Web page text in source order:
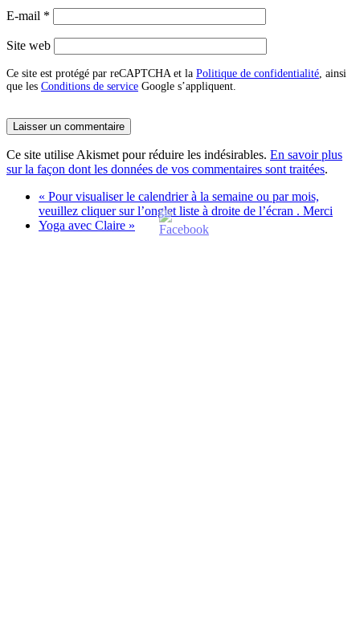
E-mail *
Site web
Ce site est protégé par reCAPTCHA et la Politique de confidentialité, ainsi
que les Conditions de service Google s’appliquent.
Ce site utilise Akismet pour réduire les indésirables. En savoir plus
sur la façon dont les données de vos commentaires sont traitées.
« Pour visualiser le calendrier à la semaine ou par mois,
veuillez cliquer sur l’onglet liste à droite de l’écran . Merci
Yoga avec Claire »